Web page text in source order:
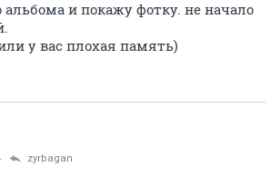
альбома и покажу фотку. не начало
у вас плохая память)
zyrbagan